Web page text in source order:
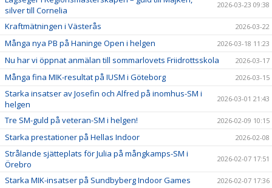
silver till Cornelia
2026-03-23 09:38
Kraftmätningen i Västerås 2026-03-22
Många nya PB på Haninge Open i helgen 2026-03-18 11:23
Nu har vi öppnat anmälan till sommarlovets Friidrottsskola 2026-03-17
Många fina MIK-resultat på IUSM i Göteborg 2026-03-15
Starka insatser av Josefin och Alfred på inomhus-SM i
helgen
2026-03-01 21:43
Tre SM-guld på veteran-SM i helgen! 2026-02-09 10:15
Starka prestationer på Hellas Indoor 2026-02-08
Strålande sjätteplats för Julia på mångkamps-SM i
Örebro
2026-02-07 17:51
Starka MIK-insatser på Sundbyberg Indoor Games 2026-02-07 17:36